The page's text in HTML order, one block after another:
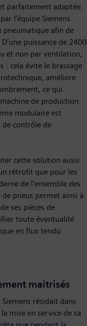
parfaitement adaptée.
l’équipe Siemens
pneumatique afin de
puissance de 2400
et non par ventilation,
: cela évite le brassage
améliore
ce qui
de production.
modulaire est
de contrôle de
cette solution aussi
rétrofit que pour les
de l’ensemble des
de pneus permet ainsi à
ses pièces de
toute éventualité
en flux tendu
maitrisés
résidait dans
mise en service de sa